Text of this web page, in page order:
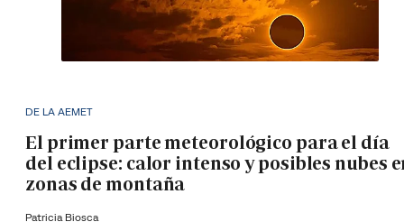
DE LA AEMET
El primer parte meteorológico para el día
del eclipse: calor intenso y posibles nubes
zonas de montaña
Patricia Biosca